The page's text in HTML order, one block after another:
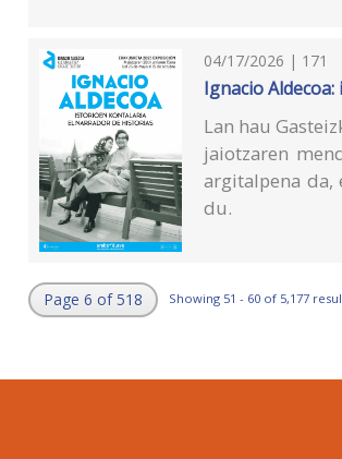
04/17/2026 | 171
Ignacio
Lan hau
jaiotzaren
argitalpena da,
du.
Page 6 of 518 Showing 51 - 60 of 5,177